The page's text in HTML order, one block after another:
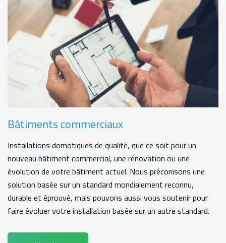
Bâtiments commerciaux
Installations domotiques de qualité, que ce soit pour un
nouveau bâtiment commercial, une rénovation ou une
évolution de votre bâtiment actuel. Nous préconisons une
solution basée sur un standard mondialement reconnu,
durable et éprouvé, mais pouvons aussi vous soutenir pour
faire évoluer votre installation basée sur un autre standard.